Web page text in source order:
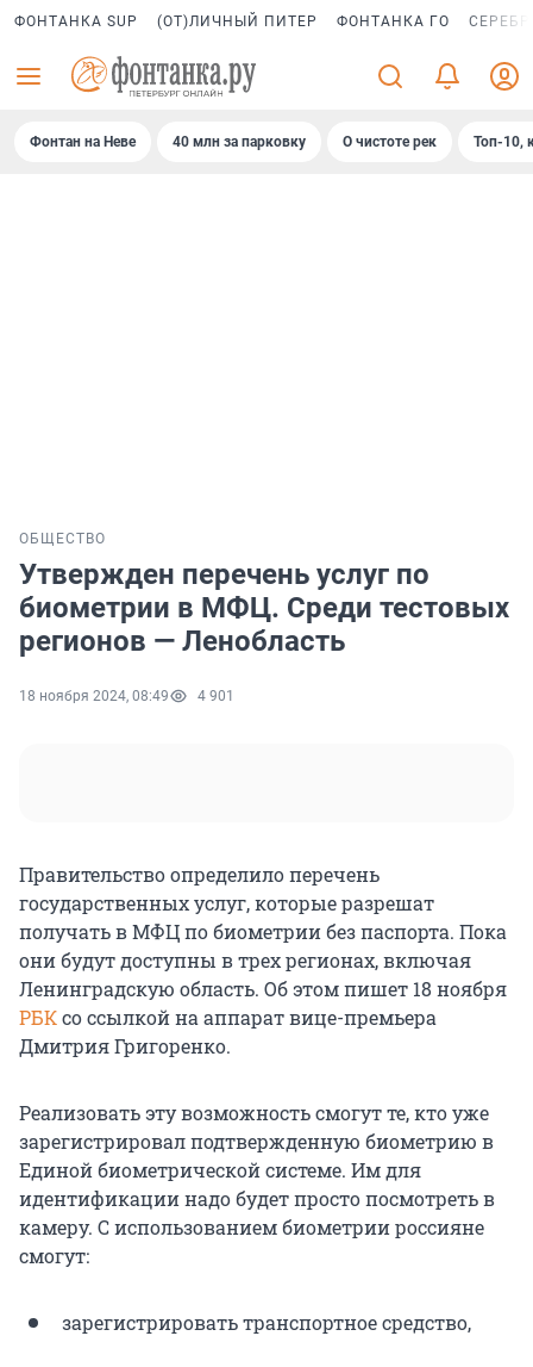
ФОНТАНКА SUP (ОТ)ЛИЧНЫЙ ПИТЕР ФОНТАНКА ГО
Фонтан на Неве 40 млн за парковку О чистоте рек Топ-10,
ОБЩЕСТВО
Утвержден перечень услуг по
биометрии в МФЦ. Среди тестовых
регионов — Ленобласть
18 ноября 2024, 08:49 4 901
Правительство определило перечень
государственных услуг, которые разрешат
получать в МФЦ по биометрии без паспорта. Пока
они будут доступны в трех регионах, включая
Ленинградскую область. Об этом пишет 18 ноября
РБКсо ссылкой на аппарат вице-премьера
Дмитрия Григоренко.
Реализовать эту возможность смогут те, кто уже
зарегистрировал подтвержденную биометрию в
Единой биометрической системе. Им для
идентификации надо будет просто посмотреть в
камеру. С использованием биометрии россияне
смогут:
зарегистрировать транспортное средство,